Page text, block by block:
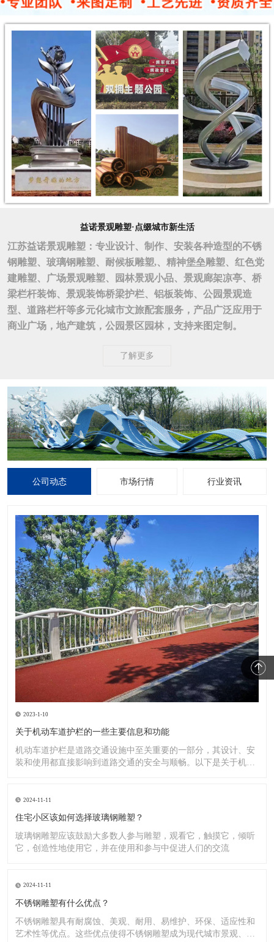
益诺景观雕塑·点缀城市新生活
江苏益诺景观雕塑：专业设计、制作、安装各种造型的不锈
钢雕塑、玻璃钢雕塑、耐候板雕塑,、精神堡垒雕塑、红色党
建雕塑、广场景观雕塑、园林景观小品、景观廊架凉亭、桥
梁栏杆装饰、景观装饰桥梁护栏、铝板装饰、公园景观造
型、道路栏杆等多元化城市文旅配套服务，产品广泛应用于
商业广场，地产建筑，公园景区园林，支持来图定制。
了解更多
公司动态 市场行情 行业资讯
2023-1-10
关于机动车道护栏的一些主要信息和功能
机动车道护栏是道路交通设施中至关重要的一部分，其设计、安
装和使用都直接影响到道路交通的安全与顺畅。以下是关于机动
2024-11-11
住宅小区该如何选择玻璃钢雕塑？
玻璃钢雕塑应该鼓励大多数人参与雕塑，观看它，触摸它，倾听
它，创造性地使用它，并在使用和参与中促进人们的交流
2024-11-11
不锈钢雕塑有什么优点？
不锈钢雕塑具有耐腐蚀、美观、耐用、易维护、环保、适应性和
艺术性等优点。这些优点使得不锈钢雕塑成为现代城市景观、公